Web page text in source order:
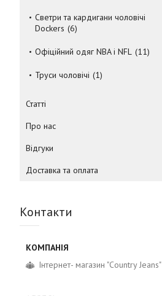
Светри та кардигани чоловічі
Dockers 6
Офіційний одяг NBA і NFL 11
Труси чоловічі 1
Статті
Про нас
Відгуки
Доставка та оплата
Контакти
Інтернет- магазин "Country Jeans"